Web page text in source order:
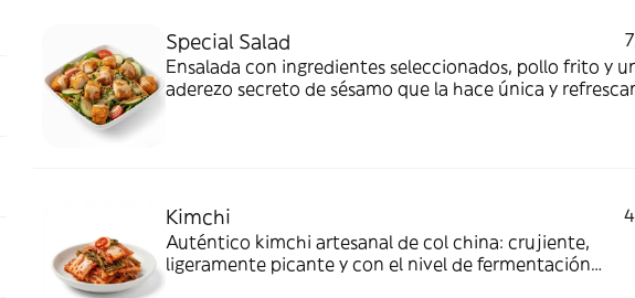
Special Salad
Ensalada con ingredientes seleccionados, pollo frito y
aderezo secreto de sésamo que la hace única y
Kimchi
Auténtico kimchi artesanal de col china: crujiente,
ligeramente picante y con el nivel de fermentación